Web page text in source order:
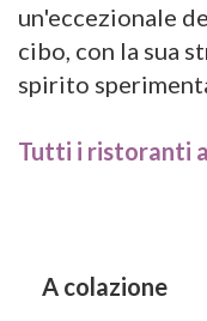
un'eccezionale
cibo, con la sua
spirito
Tutti i ristoranti
A colazione